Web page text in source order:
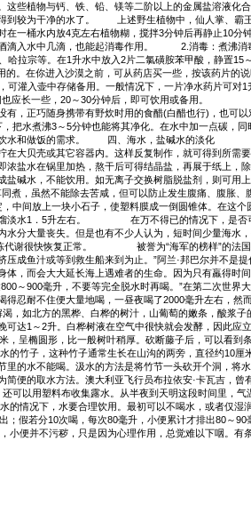
些植物与钙、铁、铅、镁等二阶以上的金属盐溶液
到较为干净的水了。 上述野生植物中，仙人掌、霸
一桶水内放4克左右植物糊，搅拌3分钟后再静止10
滴入水中几滴，也能起消毒作用。 2.消毒：煮沸消
宗等。在1升水中放入2片二氯磺胺苯甲酸，静置
进入沙漠之前，可从药店买一些，按该药片的说
，可灌入壶中存储备用。一般情况下，一片净水药
也应长一些，20～30分钟后，即可饮用或备用。 ·
巧随身携带有野炊时用的食醋(白醋也行)，也可以
水煮沸3～5分钟也能将其净化。在水中加一点碳，
饮水和做饭的需求。 四、海水，盐碱水的淡化
拧在大贝壳或其它容器内。这样反复制作，就可得
盐水在锅里加热，熬干后可得结晶盐，再展于纸上
碱水，不能饮用。如无离子交换树脂脱盐剂，则可
煮，虽然不能除去苦咸，但可以防止发生腹痛、腹
中间放上一块小石子，使塑料膜成一倒圆锥体。在这
馏淡水1．5升左右。 在万不得已的情况下，是否可
分大量丧失。但是也有不少人认为，短时间少量海
代谢很快恢复正常。 被誉为“海军的榜样”的法国
成鱼汁或等到救生船来到为止。”阿兰·邦巴尔并不是
，而会大大延长海上遇难者的生命。因为只有羸得
～900毫升，不要等完全脱水时再喝。”在第二次世
渴得忍耐不住便大量地喝，一昼夜喝了2000毫升左
北方的黑桦、白桦的树汁，山葡萄的嫩条，酸浆子
可达1～2升。白桦树液在空气中很快就会发酵，因此
呈椭圆形，比一般树叶稍厚。砍断藤子后，可以看
，这种竹子通常生长在山沟的两旁，直径约10厘米
的水不能喝。汲水的方法是将竹节一头砍开个洞，
的取水方法。澳大利亚飞行员布拉依安·卡瓦吉，曾
可以用塑料布收集露水。从半夜到天明这段时间里，
况下，水要合理饮用。最初可以不喝水，或者仅湿
；假若分10次喝，每次80毫升，小便累计才排出80～
并不污秽，只是因为心理作用，总觉难以下咽。有